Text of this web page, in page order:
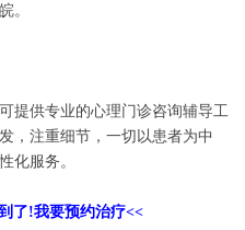
。
供专业的心理门诊咨询辅导工
，注重细节，一切以患者为中
化服务。
了!我要预约治疗<<